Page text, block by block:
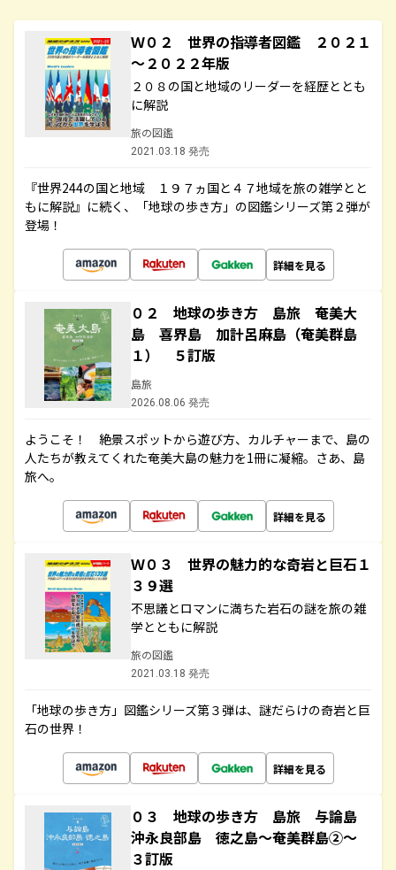
Ｗ０２ 世界の指導者図鑑 ２０２１
～２０２２年版
２０８の国と地域のリーダーを経歴ととも
に解説
旅の図鑑
2021.03.18 発売
『世界244の国と地域 １９７ヵ国と４７地域を旅の雑学とと
もに解説』に続く、「地球の歩き方」の図鑑シリーズ第２弾が
登場！
詳細を見る
０２ 地球の歩き方 島旅 奄美大
島 喜界島 加計呂麻島（奄美群島
１） ５訂版
島旅
2026.08.06 発売
ようこそ！ 絶景スポットから遊び方、カルチャーまで、島の
人たちが教えてくれた奄美大島の魅力を1冊に凝縮。さあ、島
旅へ。
詳細を見る
Ｗ０３ 世界の魅力的な奇岩と巨石１
３９選
不思議とロマンに満ちた岩石の謎を旅の雑
学とともに解説
旅の図鑑
2021.03.18 発売
「地球の歩き方」図鑑シリーズ第３弾は、謎だらけの奇岩と巨
石の世界！
詳細を見る
０３ 地球の歩き方 島旅 与論島
沖永良部島 徳之島～奄美群島②～
３訂版